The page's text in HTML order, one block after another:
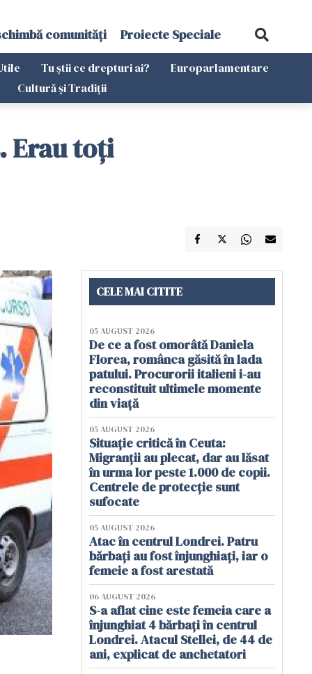
comunități Proiecte Speciale
Tu știi ce drepturi ai?
Europarlamentare
Cultură și Tradiții
Erau toţi
CELE MAI CITITE
05 AUGUST 2026
De ce a fost omorâtă Daniela
Florea, românca găsită în lada
patului. Procurorii italieni i-au
reconstituit ultimele momente
din viață
05 AUGUST 2026
Situație critică în Ceuta:
Migranții au plecat, dar au lăsat
în urma lor peste 1.000 de copii.
Centrele de protecție sunt
sufocate
05 AUGUST 2026
Atac în centrul Londrei. Patru
bărbați au fost înjunghiați, iar o
femeie a fost arestată
06 AUGUST 2026
S-a aflat cine este femeia care a
înjunghiat 4 bărbați în centrul
Londrei. Atacul Stellei, de 44 de
ani, explicat de anchetatori